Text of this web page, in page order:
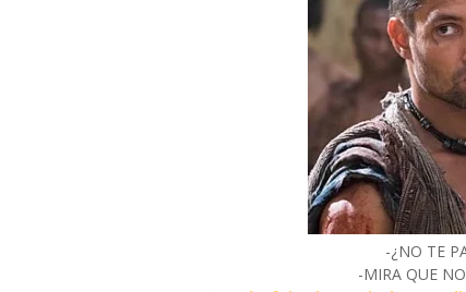
-¿NO TE
-MIRA QUE